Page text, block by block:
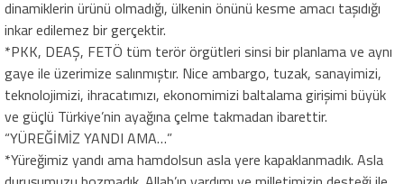
dinamiklerin ürünü olmadığı, ülkenin önünü kesme amacı taşıdığı
inkar edilemez bir gerçektir.
*PKK, DEAŞ, FETÖ tüm terör örgütleri sinsi bir planlama ve aynı
gaye ile üzerimize salınmıştır. Nice ambargo, tuzak, sanayimizi,
teknolojimizi, ihracatımızı, ekonomimizi baltalama girişimi büyük
ve güçlü Türkiye’nin ayağına çelme takmadan ibarettir.
“YÜREĞİMİZ YANDI AMA…”
*Yüreğimiz yandı ama hamdolsun asla yere kapaklanmadık. Asla